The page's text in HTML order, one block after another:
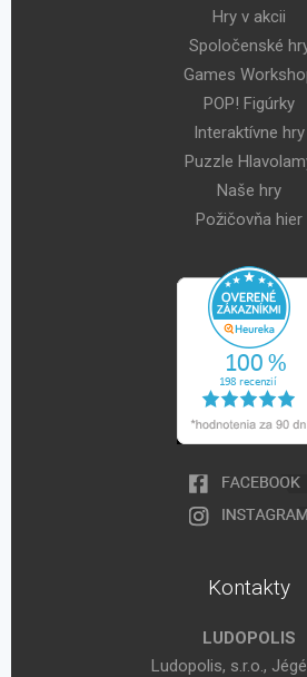
Hry v akcii
Spoločenské
Games
POP! Figúrky
Interaktívne hry
Puzzle
Naše hry
Požičovňa hier
Kontakty
LUDOPOLIS
Ludopolis, s.r.o.,